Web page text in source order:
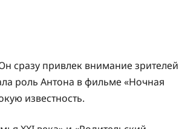
сразу привлек внимание зрителей
роль Антона в фильме «Ночная
известность.